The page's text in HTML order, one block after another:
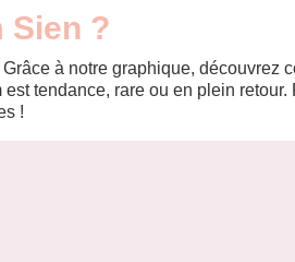
Sien ?
à notre graphique, découvrez
tendance, rare ou en plein retour.
!